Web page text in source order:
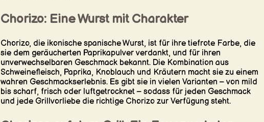
Chorizo: Eine Wurst mit Charakter
Chorizo, die ikonische spanische Wurst, ist für ihre tiefrote Farbe, die
sie dem geräucherten Paprikapulver verdankt, und für ihren
unverwechselbaren Geschmack bekannt. Die Kombination aus
Schweinefleisch, Paprika, Knoblauch und Kräutern macht sie zu einem
wahren Geschmackserlebnis. Es gibt sie in vielen Varianten – von mild
bis scharf, frisch oder luftgetrocknet – sodass für jeden Geschmack
und jede Grillvorliebe die richtige Chorizo zur Verfügung steht.